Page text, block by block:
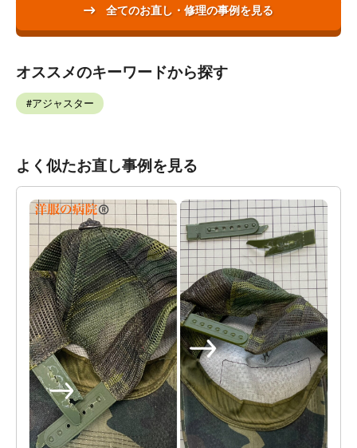
全てのお直し・修理の事例を見る
オススメのキーワードから探す
アジャスター
よく似たお直し事例を見る